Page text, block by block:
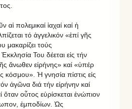
πολεμικαί ἰαχαί καί ἡ
τό ἀγγελικόν «ἐπί γῆς
μακαρίζει τούς
Του δέεται εἰς τήν
ἄνωθεν εἰρήνης» καί «ὑπέρ
κόσμου». Ἡ γνησία πίστις εἰς
ἀγῶνα διά τήν εἰρήνην καί
ὅταν οὗτος εὑρίσκεται ἐνώπιον
ἐμποδίων. Ὡς